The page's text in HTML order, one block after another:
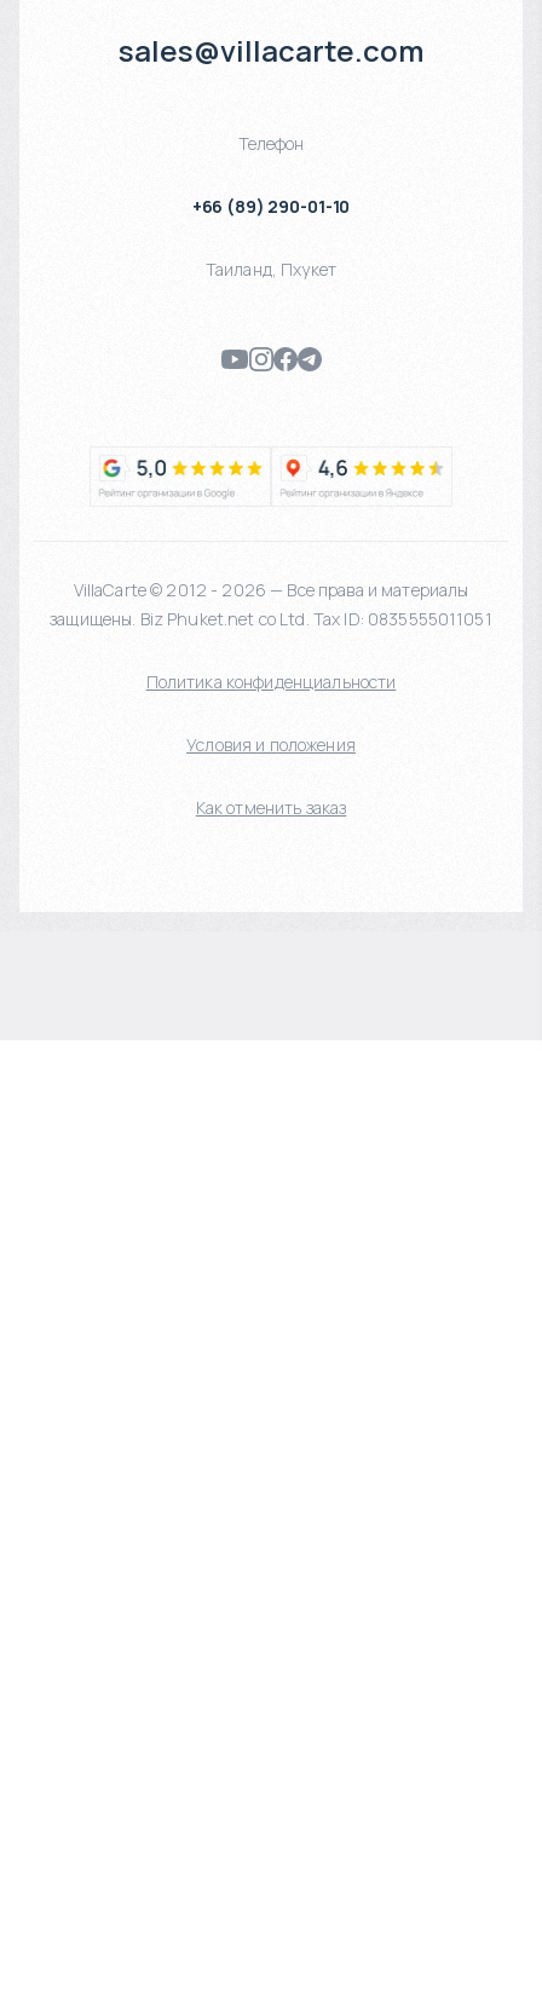
sales@villacarte.com
Телефон
+66 (89) 290-01-10
Таиланд, Пхукет
VillaCarte © 2012 - 2026 — Все права и материалы
защищены. Biz Phuket.net co Ltd. Tax ID: 0835555011051
Политика конфиденциальности
Условия и положения
Как отменить заказ